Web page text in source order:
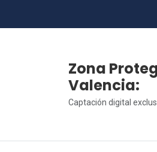
Zona
Valencia:
Captación digital